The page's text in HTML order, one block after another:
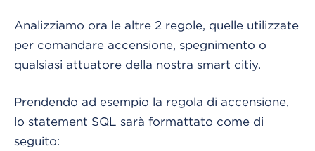
Analizziamo ora le altre 2 regole, quelle utilizzate
per comandare accensione, spegnimento o
qualsiasi attuatore della nostra smart citiy.
Prendendo ad esempio la regola di accensione,
lo statement SQL sarà formattato come di
seguito: